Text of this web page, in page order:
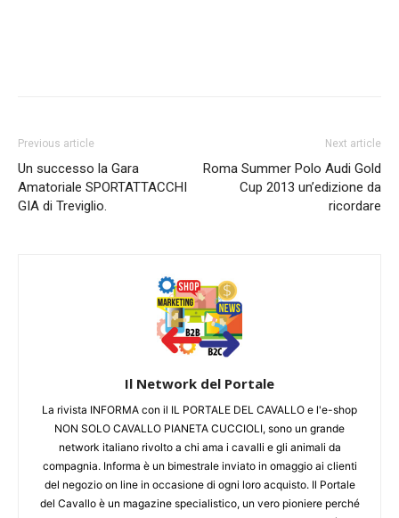
Previous article
Un successo la Gara
Amatoriale SPORTATTACCHI
GIA di Treviglio.
Next article
Roma Summer Polo Audi Gold
Cup 2013 un’edizione da
ricordare
Il Network del Portale
La rivista INFORMA con il IL PORTALE DEL CAVALLO e l'e-shop
NON SOLO CAVALLO PIANETA CUCCIOLI, sono un grande
network italiano rivolto a chi ama i cavalli e gli animali da
compagnia. Informa è un bimestrale inviato in omaggio ai clienti
del negozio on line in occasione di ogni loro acquisto. Il Portale
del Cavallo è un magazine specialistico, un vero pioniere perché